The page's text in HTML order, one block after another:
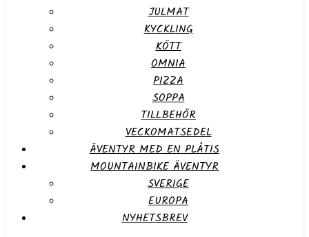
JULMAT
KYCKLING
KÖTT
OMNIA
PIZZA
SOPPA
TILLBEHÖR
VECKOMATSEDEL
ÄVENTYR MED EN PLÅTIS
MOUNTAINBIKE ÄVENTYR
SVERIGE
EUROPA
NYHETSBREV